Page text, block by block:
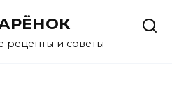
рецепты и советы